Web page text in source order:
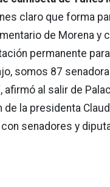
claro que forma
de Morena y
permanente
somos 87
afirmó al salir de
de la presidenta
senadores y